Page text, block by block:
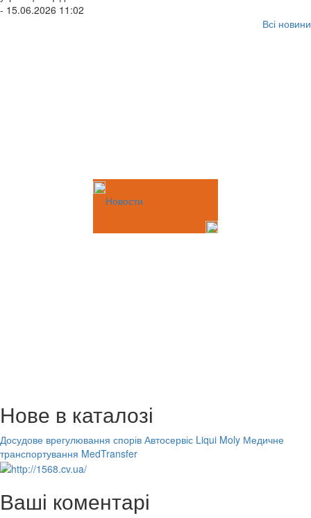
- 15.06.2026 11:02
Всі новини
Новости
Нове в каталозі
Досудове врегулювання спорів Автосервіс Liqui Moly Медичне
транспортування MedTransfer
Ваші коментарі